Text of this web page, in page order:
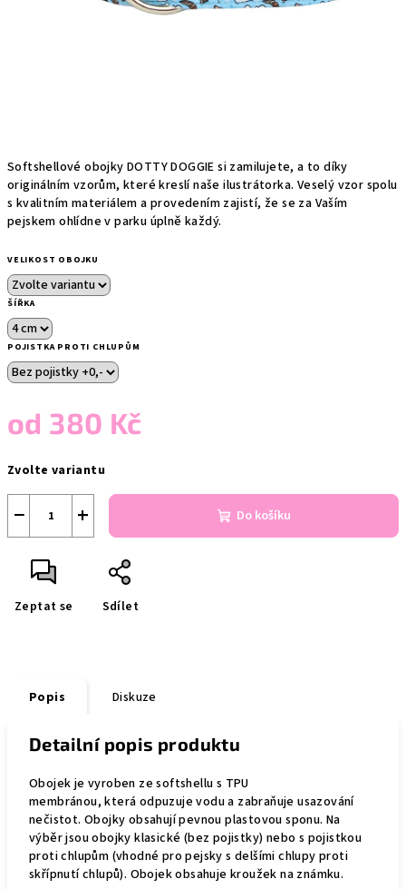
Softshellové obojky DOTTY DOGGIE si zamilujete, a to díky
originálním vzorům, které kreslí naše ilustrátorka. Veselý vzor spolu
s kvalitním materiálem a provedením zajistí, že se za Vaším
pejskem ohlídne v parku úplně každý.
VELIKOST OBOJKU
ŠÍŘKA
POJISTKA PROTI CHLUPŮM
od 380 Kč
cena:
Zvolte variantu
+
− Do košíku
Zeptat se Sdílet
Popis Diskuze
Detailní popis produktu
Obojek jevyroben ze softshellu s TPU
membránou,která odpuzuje vodu a zabraňuje usazování
nečistot. Obojky obsahují pevnou plastovou sponu. Na
výběr jsou obojky klasické (bez pojistky) nebo s pojistkou
proti chlupům (vhodné pro pejsky s delšími chlupy proti
skřípnutí chlupů). Obojek obsahuje kroužek na známku.